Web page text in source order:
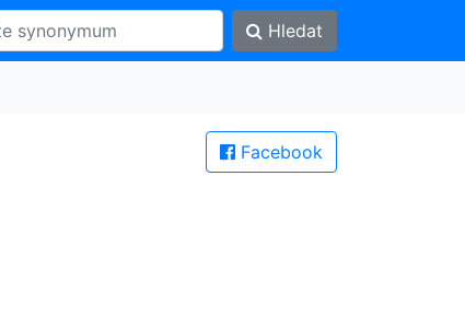
Hledat
Facebook